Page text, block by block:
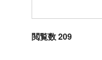
閲覧数 209